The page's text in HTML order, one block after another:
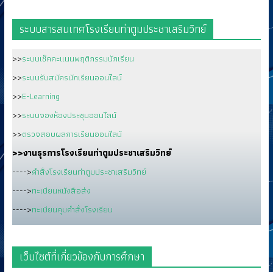
ระบบสารสนเทศโรงเรียนท่าตูมประชาเสริมวิทย์
>>ระบบเช็คคะแนนพฤติกรรมนักเรียน
>>ระบบรับสมัครนักเรียนออนไลน์
>>E-Learning
>>ระบบจองห้องประชุมออนไลน์
>>ตรวจสอบผลการเรียนออนไลน์
>>งานธุรการโรงเรียนท่าตูมประชาเสริมวิทย์
---->คำสั่งโรงเรียนท่าตูมประชาเสริมวิทย์
---->ทะเบียนหนังสือส่ง
---->ทะเบียนคุมคำสั่งโรงเรียน
เว็บไซต์ที่เกี่ยวข้องกับการศึกษา